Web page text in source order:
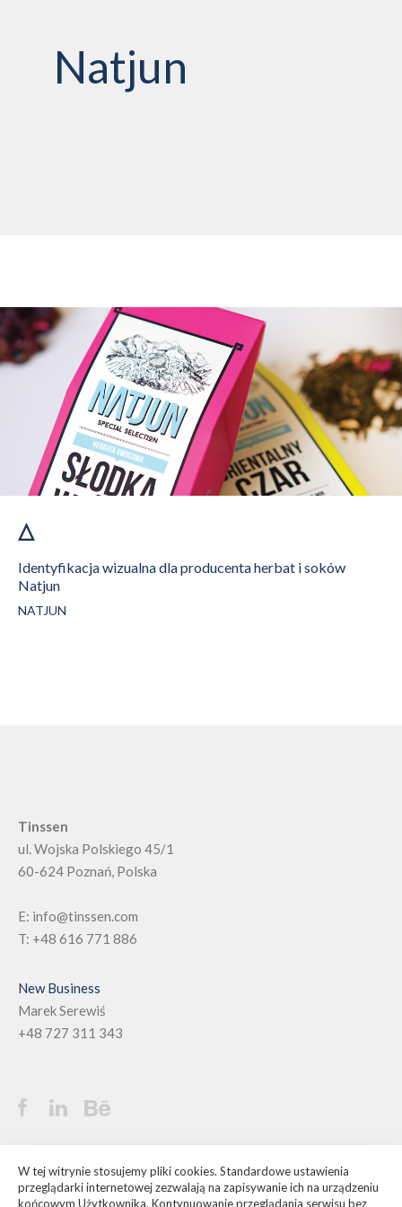
Natjun
Identyfikacja wizualna dla producenta herbat i soków
Natjun
NATJUN
Tinssen
ul. Wojska Polskiego 45/1
60-624 Poznań, Polska
E: info@tinssen.com
T: +48 616 771 886
New Business
Marek Serewiś
+48 727 311 343
©Tinssen - Agencja brandingowa
Polityka prywatności
W tej witrynie stosujemy pliki cookies. Standardowe ustawienia
przeglądarki internetowej zezwalają na zapisywanie ich na urządzeniu
końcowym Użytkownika. Kontynuowanie przeglądania serwisu bez